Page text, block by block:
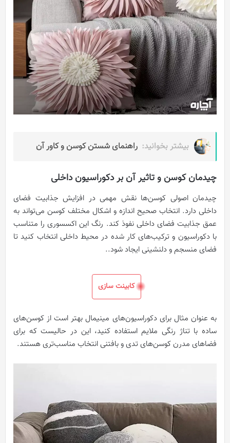
بیشتر بخوانید: راهنمای شستن کوسن و کاور آن
چیدمان کوسن و تاثیر آن بر دکوراسیون داخلی
چیدمان اصولی کوسن‌ها نقش مهمی در افزایش جذابیت فضای
داخلی دارد. انتخاب صحیح اندازه و اشکال مختلف کوسن می‌تواند به
عمق جذابیت فضای داخلی نفوذ کند. رنگ این اکسسوری را متناسب
با دکوراسیون و ترکیب‌های کار شده در محیط داخلی انتخاب کنید تا
فضای منسجم و دلنشینی ایجاد شود..
کابینت سازی
به عنوان مثال برای دکوراسیون‌های مینیمال بهتر است از کوسن‌های
ساده با تناژ رنگی ملایم استفاده کنید، این در حالیست که برای
فضاهای مدرن کوسن‌های تدی و بافتنی انتخاب مناسب‌تری هستند.